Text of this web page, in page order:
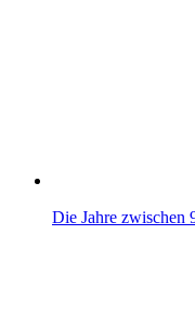
Die Jahre zwischen